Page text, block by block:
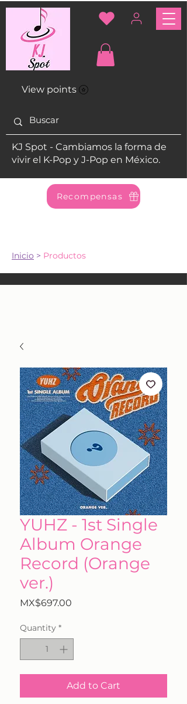
View points
KJ Spot - Cambiamos la forma de
vivir el K-Pop y J-Pop en México.
Recompensas
Inicio > Productos
YUHZ - 1st Single
Album Orange
Record (Orange
ver.)
MX$697.00
Quantity *
Add to Cart